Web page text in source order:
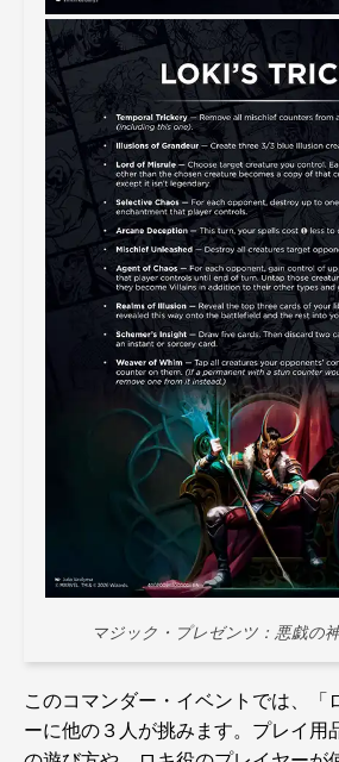
マジック・プレゼンツ：悪戯の
このコマンダー・イベントでは、「
ーに他の３人が挑みます。プレイ用